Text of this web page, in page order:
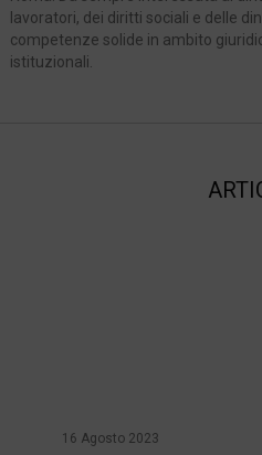
lavoratori, dei diritti sociali e delle
competenze solide in ambito
istituzionali.
16 Agosto 2023